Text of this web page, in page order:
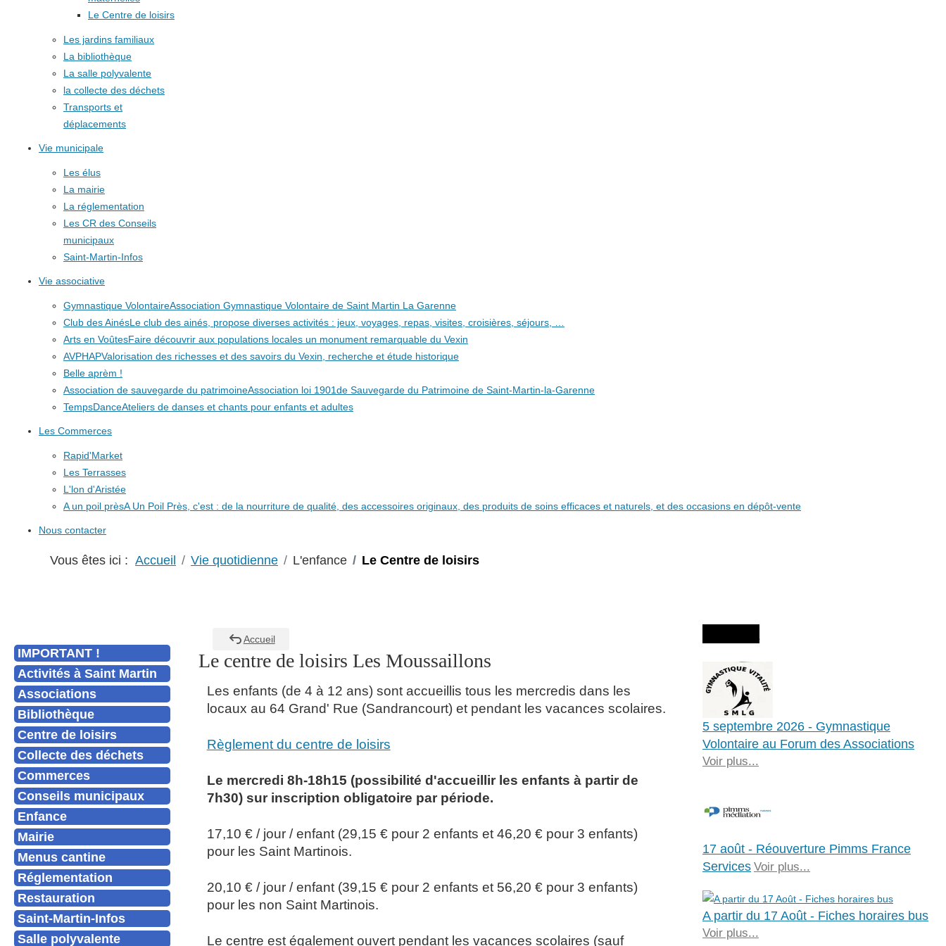
Le Centre de loisirs
Les jardins familiaux
La bibliothèque
La salle polyvalente
la collecte des déchets
Transports et
déplacements
Vie municipale
Les élus
La mairie
La réglementation
Les CR des Conseils
municipaux
Saint-Martin-Infos
Vie associative
Gymnastique VolontaireAssociation Gymnastique Volontaire de Saint Martin La Garenne
Club des AinésLe club des ainés, propose diverses activités : jeux, voyages, repas, visites, croisières, séjours, …
Arts en VoûtesFaire découvrir aux populations locales un monument remarquable du Vexin
AVPHAPValorisation des richesses et des savoirs du Vexin, recherche et étude historique
Belle aprèm !
Association de sauvegarde du patrimoineAssociation loi 1901de Sauvegarde du Patrimoine de Saint-Martin-la-Garenne
TempsDanceAteliers de danses et chants pour enfants et adultes
Les Commerces
Rapid'Market
Les Terrasses
L'lon d'Aristée
A un poil prèsA Un Poil Près, c'est : de la nourriture de qualité, des accessoires originaux, des produits de soins efficaces et naturels, et des occasions en dépôt-vente
Nous contacter
Vous êtes ici : Accueil Vie quotidienne L'enfance Le Centre de loisirs
IMPORTANT !
Activités à Saint Martin
Associations
Bibliothèque
Centre de loisirs
Collecte des déchets
Commerces
Conseils municipaux
Enfance
Mairie
Menus cantine
Réglementation
Restauration
Saint-Martin-Infos
Salle polyvalente
Accueil
Le centre de loisirs Les Moussaillons
Les enfants (de 4 à 12 ans) sont accueillis tous les mercredis dans les
locaux au 64 Grand' Rue (Sandrancourt) et pendant les vacances scolaires.
Règlement du centre de loisirs
Le mercredi 8h-18h15 (possibilité d'accueillir les enfants à partir de
7h30) sur inscription obligatoire par période.
17,10 € / jour / enfant (29,15 € pour 2 enfants et 46,20 € pour 3 enfants)
pour les Saint Martinois.
20,10 € / jour / enfant (39,15 € pour 2 enfants et 56,20 € pour 3 enfants)
pour les non Saint Martinois.
Le centre est également ouvert pendant les vacances scolaires (sauf
5 septembre 2026 - Gymnastique
Volontaire au Forum des Associations
Voir plus...
17 août - Réouverture Pimms France
Services Voir plus...
A partir du 17 Août - Fiches horaires bus
Voir plus...